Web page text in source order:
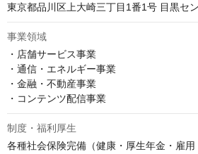
東京都品川区上大崎三丁目1番1号 目黒セ
事業領域
・店舗サービス事業
・通信・エネルギー事業
・金融・不動産事業
・コンテンツ配信事業
制度・福利厚生
各種社会保険完備（健康・厚生年金・雇用